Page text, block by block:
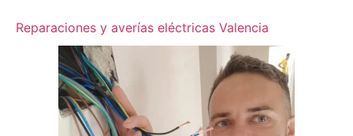
Reparaciones y averías eléctricas Valencia